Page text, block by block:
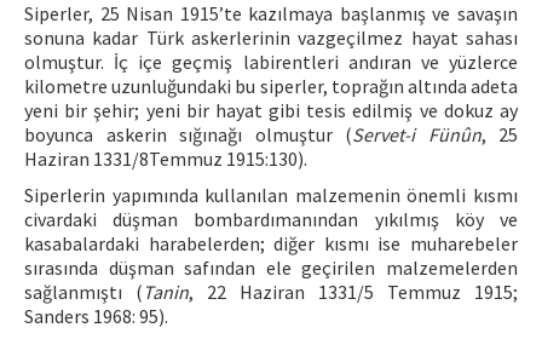
Siperler, 25 Nisan 1915’te kazılmaya başlanmış ve savaşın
sonuna kadar Türk askerlerinin vazgeçilmez hayat sahası
olmuştur. İç içe geçmiş labirentleri andıran ve yüzlerce
kilometre uzunluğundaki bu siperler, toprağın altında adeta
yeni bir şehir; yeni bir hayat gibi tesis edilmiş ve dokuz ay
boyunca askerin sığınağı olmuştur (Servet-i Fünûn, 25
Haziran 1331/8Temmuz 1915:130).
Siperlerin yapımında kullanılan malzemenin önemli kısmı
civardaki düşman bombardımanından yıkılmış köy ve
kasabalardaki harabelerden; diğer kısmı ise muharebeler
sırasında düşman safından ele geçirilen malzemelerden
sağlanmıştı ( Tanin, 22 Haziran 1331/5 Temmuz 1915;
Sanders 1968: 95).